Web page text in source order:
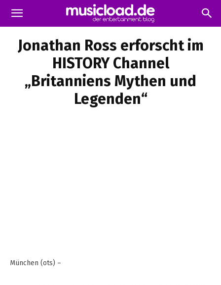
Jonathan Ross erforscht im
HISTORY Channel
„Britanniens Mythen und
Legenden“
München (ots) –